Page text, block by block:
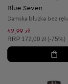
Blue Seven
Damska bluzka bez
42,99 zł
Cena sugerowana:
RRP 172,00 zł (-75%)